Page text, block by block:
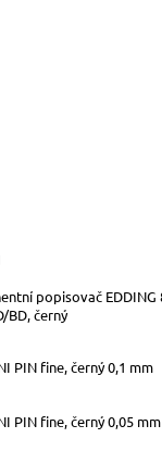
popisovač EDDING
BD, černý
PIN fine, černý 0,1 mm
PIN fine, černý 0,05 mm